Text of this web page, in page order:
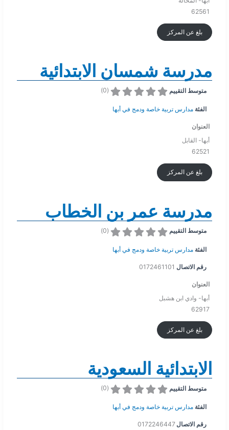
62561
بلغ عن المركز
مدرسة شمسان الابتدائية
متوسط التقييم (
0
)
الفئة مدارس تربية خاصة ودمج في أبها
العنوان
أبها- القابل
62521
بلغ عن المركز
مدرسة عمر بن الخطاب
متوسط التقييم (
0
)
الفئة مدارس تربية خاصة ودمج في أبها
رقم الاتصال 0172461101
العنوان
أبها- وادي ابن هشبل
62917
بلغ عن المركز
الابتدائية السعودية
متوسط التقييم (
0
)
الفئة مدارس تربية خاصة ودمج في أبها
رقم الاتصال 0172246447